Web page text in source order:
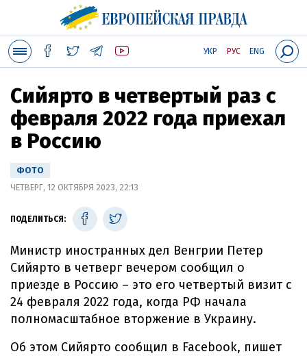
УКР РУС ENG
Сийярто в четвертый раз с
февраля 2022 года приехал
в Россию
ФОТО
ЧЕТВЕРГ, 12 ОКТЯБРЯ 2023, 22:13
ПОДЕЛИТЬСЯ:
Министр иностранных дел Венгрии Петер
Сийярто в четверг вечером сообщил о
приезде в Россию – это его четвертый визит с
24 февраля 2022 года, когда РФ начала
полномасштабное вторжение в Украину.
Об этом Сийярто сообщил в Facebook, пишет